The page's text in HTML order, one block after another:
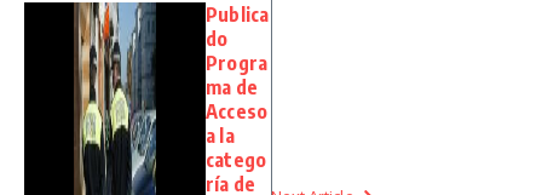
Publica
do
Progra
ma de
Acceso
a la
catego
ría de